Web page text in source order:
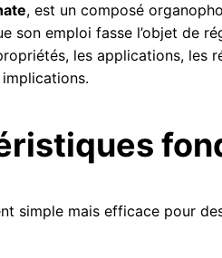
, est un composé
son emploi fasse l’objet de
les applications, les
simple mais efficace pour